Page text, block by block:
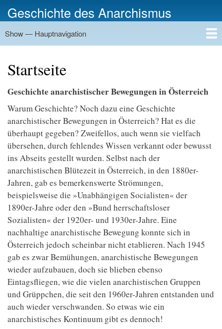
zum
Geschichte des Anarchismus
Hauptnavigation
Show — Hauptnavigation
Startseite
Geschichte anarchistischer Bewegungen in Österreich
Warum Geschichte? Noch dazu eine Geschichte
anarchistischer Bewegungen in Österreich? Hat es die
überhaupt gegeben? Zweifellos, auch wenn sie vielfach
übersehen, durch fehlendes Wissen verkannt oder bewusst
ins Abseits gestellt wurden. Selbst nach der
anarchistischen Blütezeit in Österreich, in den 1880er-
Jahren, gab es bemerkenswerte Strömungen,
beispielsweise die »Unabhängigen Socialisten« der
1890er-Jahre oder den »Bund herrschaftsloser
Sozialisten« der 1920er- und 1930er-Jahre. Eine
nachhaltige anarchistische Bewegung konnte sich in
Österreich jedoch scheinbar nicht etablieren. Nach 1945
gab es zwar Bemühungen, anarchistische Bewegungen
wieder aufzubauen, doch sie blieben ebenso
Eintagsfliegen, wie die vielen anarchistischen Gruppen
und Grüppchen, die seit den 1960er-Jahren entstanden und
auch wieder verschwanden. So etwas wie ein
anarchistisches Kontinuum gibt es dennoch!